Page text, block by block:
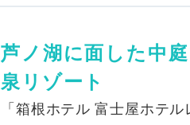
芦ノ湖に面した中
泉リゾート
「箱根ホテル 富士屋ホテ